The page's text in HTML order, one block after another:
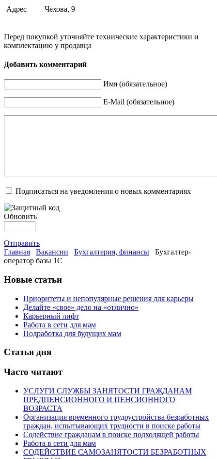
Адрес
Чехова, 9
Перед покупкой уточняйте технические характеристики и
комплектацию у продавца
Добавить комментарий
Имя (обязательное)
E-Mail (обязательное)
Подписаться на уведомления о новых комментариях
Обновить
Отправить
Главная
Вакансии Бухгалтерия, финансы
Бухгалтер-
оператор базы 1С
Новые статьи
Приоритеты и непопулярные решения для карьеры
Делайте «свое» дело на «отлично»
Карьерный лифт
Работа в сети для мам
Подработка для будущих мам
Статья дня
Часто читают
УСЛУГИ СЛУЖБЫ ЗАНЯТОСТИ ГРАЖДАНАМ
ПРЕДПЕНСИОННОГО И ПЕНСИОННОГО
ВОЗРАСТА
Организация временного трудоустройства безработных
граждан, испытывающих трудности в поиске работы
Содействие гражданам в поиске подходящей работы
Работа в сети для мам
СОДЕЙСТВИЕ САМОЗАНЯТОСТИ БЕЗРАБОТНЫХ